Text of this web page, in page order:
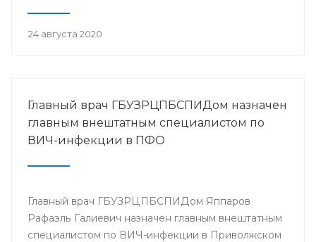
24 августа 2020
Главный врач ГБУЗРЦПБСПИДом назначен
главным внештатным специалистом по
ВИЧ-инфекции в ПФО
Главный врач ГБУЗРЦПБСПИДом Яппаров
Рафаэль Галиевич назначен главным внештатным
специалистом по ВИЧ-инфекции в Приволжском